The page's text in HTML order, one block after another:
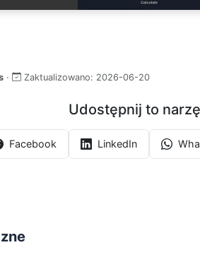
· Zaktualizowano: 2026-06-20
Udostępnij to
Facebook LinkedIn